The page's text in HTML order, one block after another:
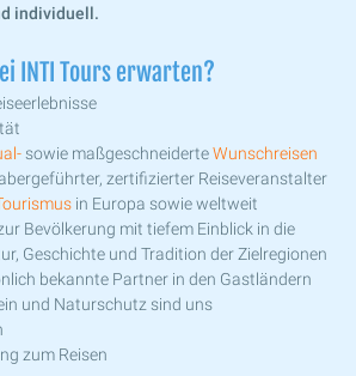
individuell.
INTI Tours erwarten?
sowie maßgeschneiderteWunschreisen
zertifizierter Reiseveranstalter
in Europa sowie weltweit
Bevölkerung mit tiefem Einblick in die
Geschichte und Tradition der Zielregionen
bekannte Partner in den Gastländern
und Naturschutz sind uns
zum Reisen